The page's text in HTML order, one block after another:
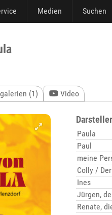
Medien Suchen
(1) Video
Paula
Paul
meine
Colly /
Ines
Jürgen,
Renate,